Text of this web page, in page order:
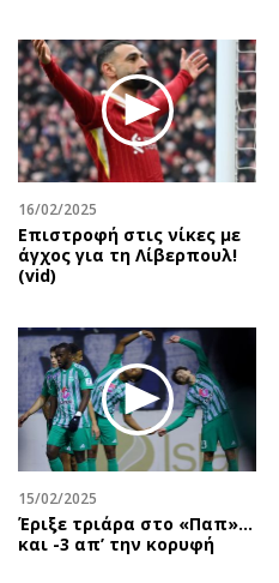
16/02/2025
Επιστροφή στις νίκες με
άγχος για τη Λίβερπουλ!
(vid)
15/02/2025
Έριξε τριάρα στο «Παπ»…
και -3 απ’ την κορυφή